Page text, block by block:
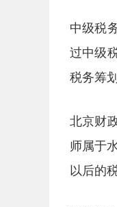
中级税
过中级
税务筹
北京财
师属于
以后的